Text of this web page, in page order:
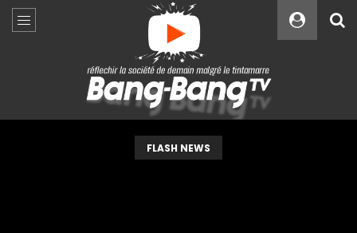
FLASH NEWS
Custom Amount
VEUILLEZ PATIENTER...